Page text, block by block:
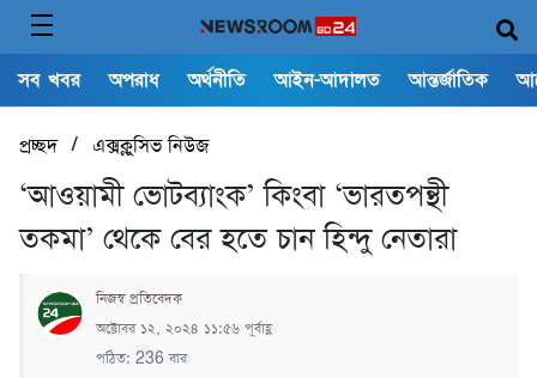
সব খবর অপরাধ অর্থনীতি আইন-আদালত আন্তর্জাতিক
প্রচ্ছদ/ এক্সক্লুসিভ নিউজ
‘আওয়ামী ভোটব্যাংক’ কিংবা ‘ভারতপন্থী
তকমা’ থেকে বের হতে চান হিন্দু নেতারা
নিজস্ব প্রতিবেদক
অক্টোবর ১২, ২০২৪ ১১:৫৬ পূর্বাহ্ণ
পঠিত: 236 বার